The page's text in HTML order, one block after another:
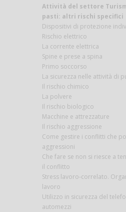
Attività del settore
pasti: altri rischi specifici
Dispositivi di protezione
Rischio elettrico
La corrente elettrica
Spine e prese a spina
Primo soccorso
La sicurezza nelle attività di
Il rischio chimico
La polvere
Il rischio biologico
Macchine e attrezzature
Il rischio aggressione
Come gestire i conflitti che
aggressioni
Che fare se non si riesce a
il conflitto
Stress lavoro-correlato.
lavoro
Utilizzo in sicurezza del
automezzi